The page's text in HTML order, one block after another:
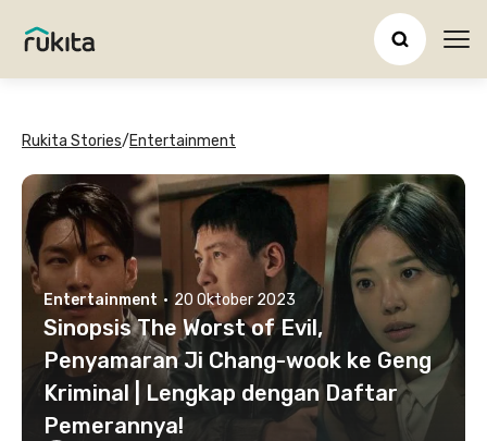
Rukita Stories/Entertainment
Entertainment · 20 Oktober 2023
Sinopsis The Worst of Evil,
Penyamaran Ji Chang-wook ke Geng
Kriminal | Lengkap dengan Daftar
Pemerannya!